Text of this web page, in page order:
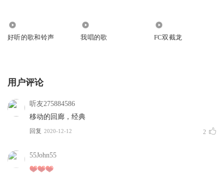
好听的歌和铃声 我唱的歌 FC双截龙
用户评论
听友275884586
移动的回廊，经典
回复 2020-12-12 2
55John55